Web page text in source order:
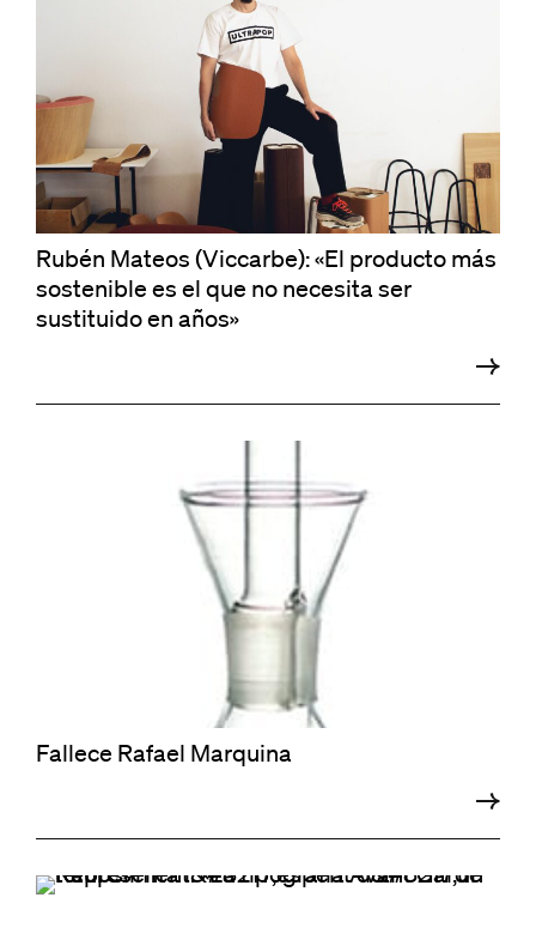
Rubén Mateos (Viccarbe): «El producto más
sostenible es el que no necesita ser
sustituido en años»
Fallece Rafael Marquina